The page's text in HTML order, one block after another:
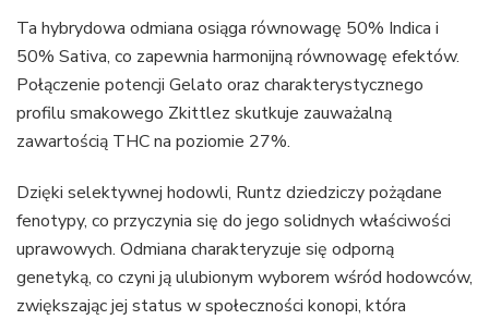
Ta hybrydowa odmiana osiąga równowagę 50% Indica i
50% Sativa, co zapewnia harmonijną równowagę efektów.
Połączenie potencji Gelato oraz charakterystycznego
profilu smakowego Zkittlez skutkuje zauważalną
zawartością THC na poziomie 27%.
Dzięki selektywnej hodowli, Runtz dziedziczy pożądane
fenotypy, co przyczynia się do jego solidnych właściwości
uprawowych. Odmiana charakteryzuje się odporną
genetyką, co czyni ją ulubionym wyborem wśród hodowców,
zwiększając jej status w społeczności konopi, która